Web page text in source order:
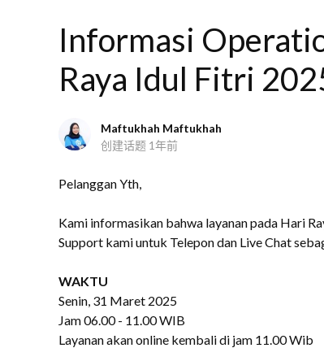
Informasi
Raya Idul Fitri
Maftukhah Maftukhah
创建话题 1年前
Pelanggan Yth,
Kami informasikan bahwa layanan pada Hari
Support kami untuk Telepon dan Live Chat
WAKTU
Senin, 31 Maret 2025
Jam 06.00 - 11.00 WIB
Layanan akan online kembali di jam 11.00 Wib